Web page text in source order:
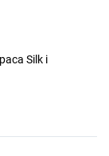
Silk i